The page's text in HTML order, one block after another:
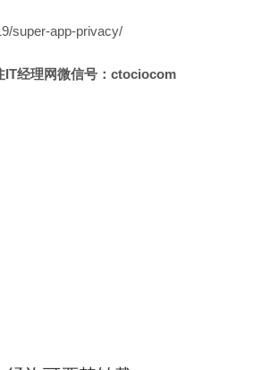
super-app-privacy/
IT经理网微信号：ctociocom